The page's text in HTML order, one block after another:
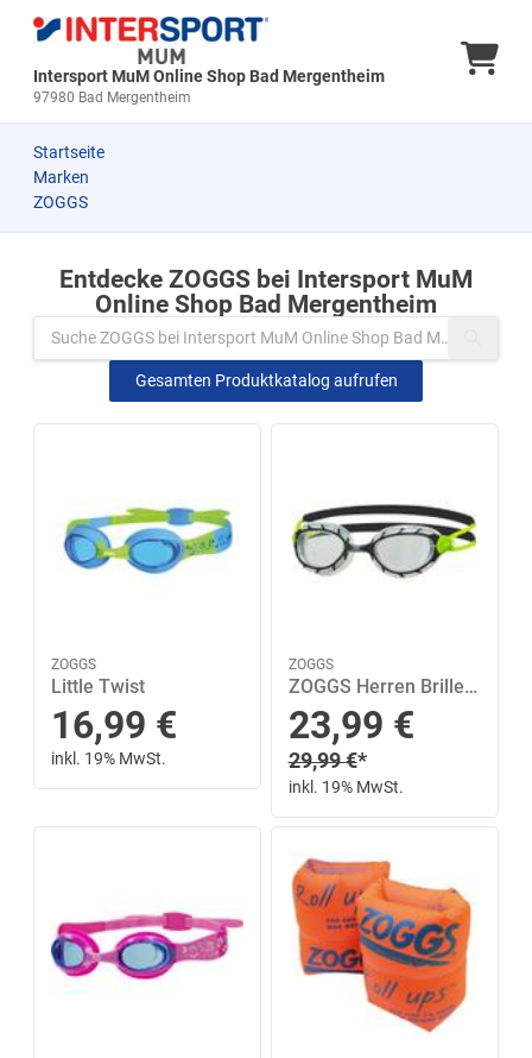
Intersport MuM Online Shop Bad Mergentheim
97980 Bad Mergentheim
Startseite
Marken
ZOGGS
Zu den Produkten springen
Entdecke ZOGGS bei Intersport MuM
Online Shop Bad Mergentheim
Gesamten Produktkatalog aufrufen
ZOGGS
Little Twist
16,99 €
inkl. 19% MwSt.
ZOGGS
ZOGGS Herren Brille PREDATOR
Sonderpreis
23,99 €
Regulärer Preis
29,99€*
inkl. 19% MwSt.